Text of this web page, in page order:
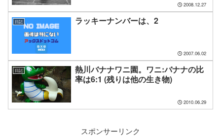
2008.12.27
日記 ラッキーナンバーは、2
2007.06.02
日記
熱川バナナワニ園。ワニ:バナナの比
率は6:1 (残りは他の生き物)
2010.06.29
スポンサーリンク